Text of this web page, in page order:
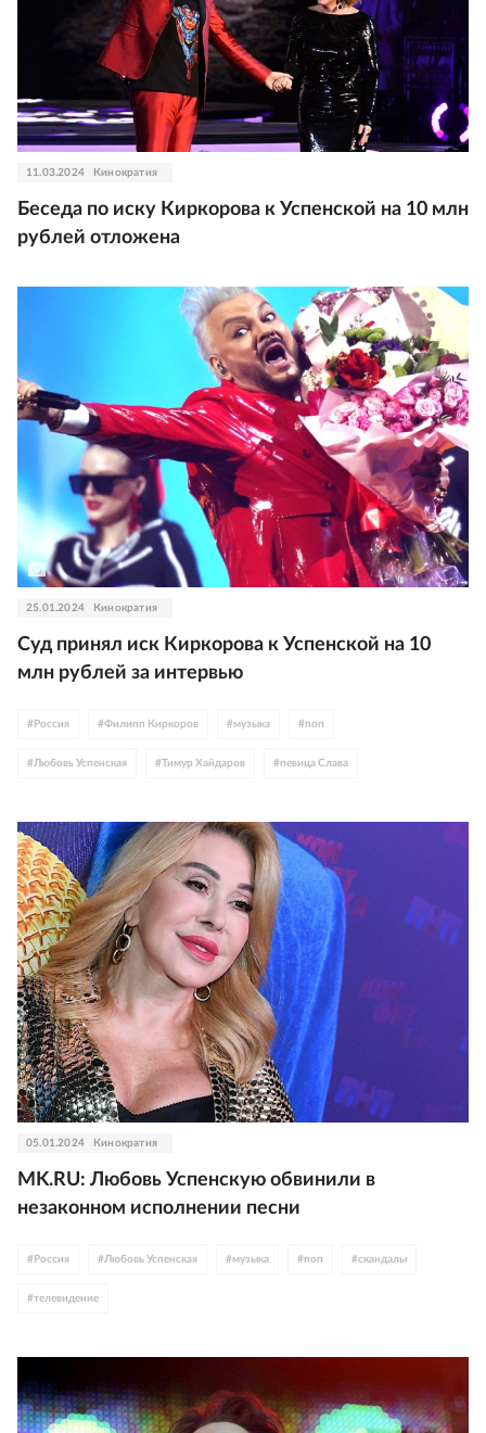
11.03.2024 Кинократия
Беседа по иску Киркорова к Успенской на 10 млн
рублей отложена
25.01.2024 Кинократия
Суд принял иск Киркорова к Успенской на 10
млн рублей за интервью
# Россия #Филипп Киркоров #музыка #поп
# Любовь Успенская #Тимур Хайдаров #певица Слава
05.01.2024 Кинократия
MK.RU: Любовь Успенскую обвинили в
незаконном исполнении песни
# Россия #Любовь Успенская #музыка #поп #скандалы
#телевидение